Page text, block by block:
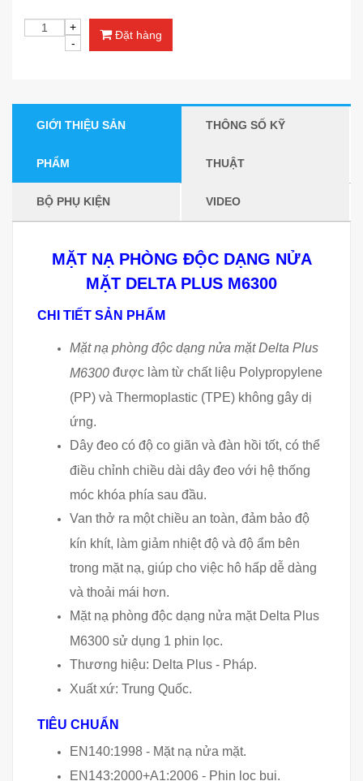
Đặt hàng
GIỚI THIỆU SẢN
PHẨM
THÔNG SỐ KỸ
THUẬT
BỘ PHỤ KIỆN VIDEO
MẶT NẠ PHÒNG ĐỘC DẠNG NỬA
MẶT DELTA PLUS M6300
CHI TIẾT SẢN PHẨM
Mặt nạ phòng độc dạng nửa mặt Delta Plus
M6300 được làm từ chất liệu Polypropylene
(PP) và Thermoplastic (TPE) không gây dị
ứng.
Dây đeo có độ co giãn và đàn hồi tốt, có thể
điều chỉnh chiều dài dây đeo với hệ thống
móc khóa phía sau đầu.
Van thở ra một chiều an toàn, đảm bảo độ
kín khít, làm giảm nhiệt độ và độ ẩm bên
trong mặt nạ, giúp cho việc hô hấp dễ dàng
và thoải mái hơn.
Mặt nạ phòng độc dạng nửa mặt Delta Plus
M6300 sử dụng 1 phin lọc.
Thương hiệu: Delta Plus - Pháp.
Xuất xứ: Trung Quốc.
TIÊU CHUẨN
EN140:1998 - Mặt nạ nửa mặt.
EN143:2000+A1:2006 - Phin lọc bụi.